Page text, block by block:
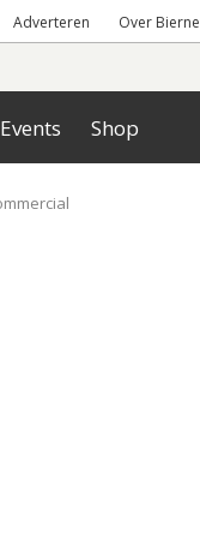
Adverteren Over
Events Shop